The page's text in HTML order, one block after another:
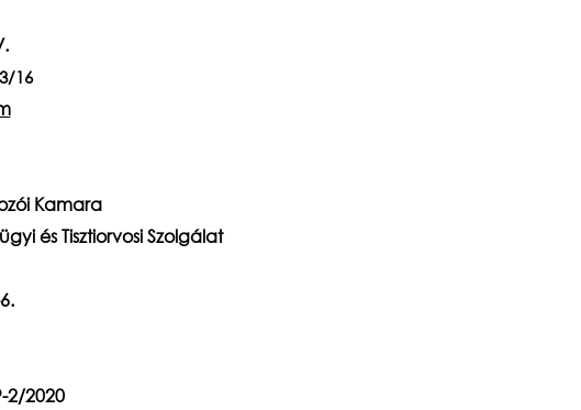
16
Kamara
és Tisztiorvosi Szolgálat
2/2020